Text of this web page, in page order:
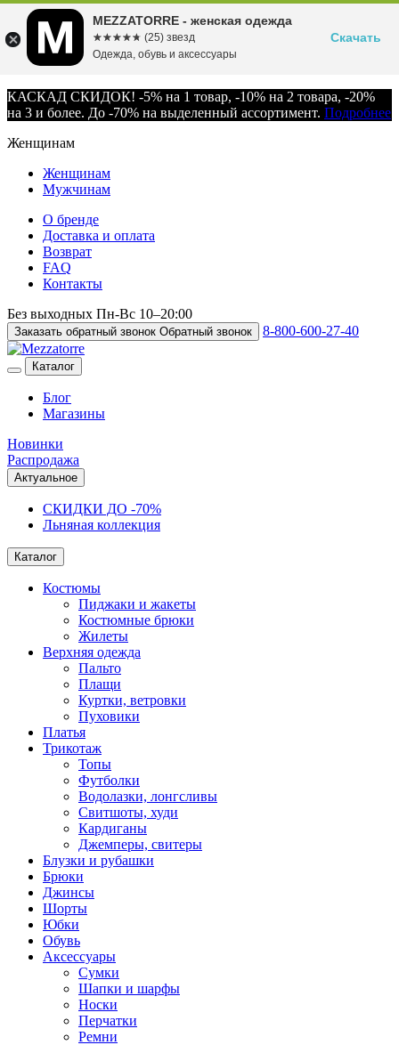
КАСКАД СКИДОК! -5% на 1 товар, -10% на 2 товара, -20%
на 3 и более. До -70% на выделенный ассортимент. Подробнее
Женщинам
Женщинам
Мужчинам
О бренде
Доставка и оплата
Возврат
FAQ
Контакты
Без выходных Пн-Вс 10–20:00
Заказать обратный звонок Обратный звонок 8-800-600-27-40
Каталог
Блог
Магазины
Новинки
Распродажа
Актуальное
СКИДКИ ДО -70%
Льняная коллекция
Каталог
Костюмы
Пиджаки и жакеты
Костюмные брюки
Жилеты
Верхняя одежда
Пальто
Плащи
Куртки, ветровки
Пуховики
Платья
Трикотаж
Топы
Футболки
Водолазки, лонгсливы
Свитшоты, худи
Кардиганы
Джемперы, свитеры
Блузки и рубашки
Брюки
Джинсы
Шорты
Юбки
Обувь
Аксессуары
Сумки
Шапки и шарфы
Носки
Перчатки
Ремни
MEZZATORRE - женская одежда
☆☆☆☆☆
★★★★★ (25) звезд
Одежда, обувь и аксессуары
Скачать